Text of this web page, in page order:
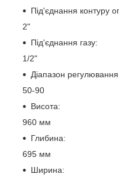
Під'єднання контуру
2"
Під'єднання газу:
1/2"
Діапазон
50-90
Висота:
960 мм
Глибина:
695 мм
Ширина: